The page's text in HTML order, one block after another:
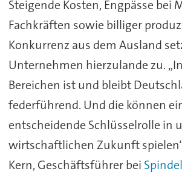
Steigende Kosten, Engpässe bei
Fachkräften sowie billiger
Konkurrenz aus dem Ausland
Unternehmen hierzulande zu.
Bereichen ist und bleibt
federführend. Und die können
entscheidende Schlüsselrolle in
wirtschaftlichen Zukunft
Kern, Geschäftsführer bei